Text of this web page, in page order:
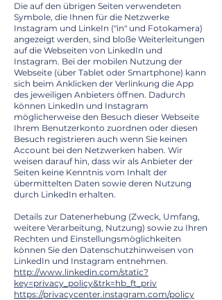
Die auf den übrigen Seiten verwendeten
Symbole, die Ihnen für die Netzwerke
Instagram und LinkeIn ("in" und Fotokamera)
angezeigt werden, sind bloße Weiterleitungen
auf die Webseiten von LinkedIn und
Instagram. Bei der mobilen Nutzung der
Webseite (über Tablet oder Smartphone) kann
sich beim Anklicken der Verlinkung die App
des jeweiligen Anbieters öffnen. Dadurch
können LinkedIn und Instagram
möglicherweise den Besuch dieser Webseite
Ihrem Benutzerkonto zuordnen oder diesen
Besuch registrieren auch wenn Sie keinen
Account bei den Netzwerken haben. Wir
weisen darauf hin, dass wir als Anbieter der
Seiten keine Kenntnis vom Inhalt der
übermittelten Daten sowie deren Nutzung
durch LinkedIn erhalten.
Details zur Datenerhebung (Zweck, Umfang,
weitere Verarbeitung, Nutzung) sowie zu Ihren
Rechten und Einstellungsmöglichkeiten
können Sie den Datenschutzhinweisen von
LinkedIn und Instagram entnehmen.
http://www.linkedin.com/static?
key=privacy_policy&trk=hb_ft_priv
https://privacycenter.instagram.com/policy